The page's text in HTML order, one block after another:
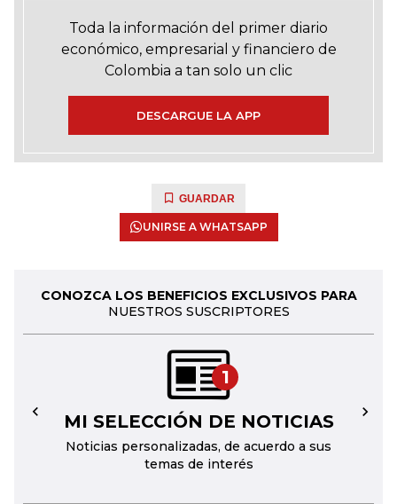
Toda la información del primer diario
económico, empresarial y financiero de
Colombia a tan solo un clic
DESCARGUE LA APP
GUARDAR
UNIRSE A WHATSAPP
CONOZCA LOS BENEFICIOS EXCLUSIVOS PARA
NUESTROS SUSCRIPTORES
1
MI SELECCIÓN DE NOTICIAS
Noticias personalizadas, de acuerdo a sus
temas de interés
← →